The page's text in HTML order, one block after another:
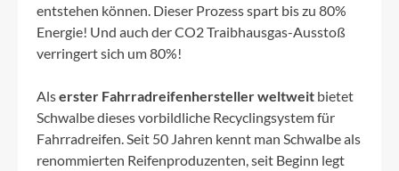
entstehen können. Dieser Prozess spart bis zu 80%
Energie! Und auch der CO2 Traibhausgas-Ausstoß
verringert sich um 80%!
Alserster Fahrradreifenhersteller weltweit bietet
Schwalbe dieses vorbildliche Recyclingsystem für
Fahrradreifen. Seit 50 Jahren kennt man Schwalbe als
renommierten Reifenproduzenten, seit Beginn legt